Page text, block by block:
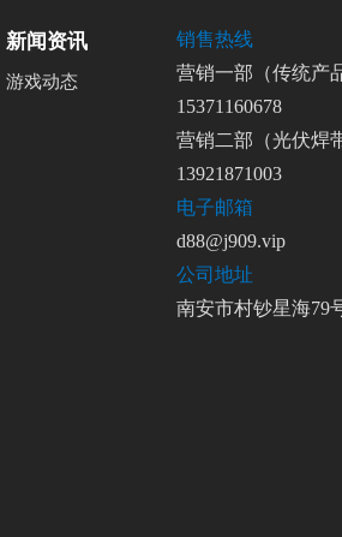
新闻资讯
游戏动态
销售热线
营销一部（传统产
15371160678
营销二部（光伏焊
13921871003
电子邮箱
d88@j909.vip
公司地址
南安市村钞星海79